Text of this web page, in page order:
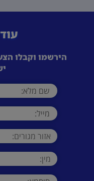
הירשמו וקבלו